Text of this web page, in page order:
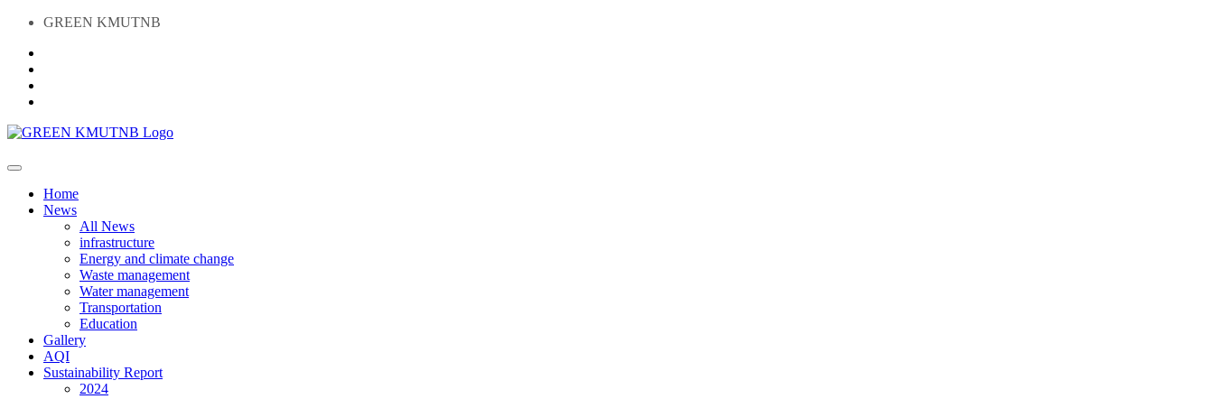
GREEN KMUTNB
Home
News
All News
infrastructure
Energy and climate change
Waste management
Water management
Transportation
Education
Gallery
AQI
Sustainability Report
2024